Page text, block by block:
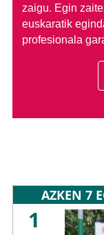
zaigu. Egin
euskaratik
profesionala
AZKEN 7
1